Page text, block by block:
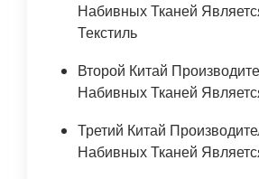
Набивных Тканей
Текстиль
Второй Китай
Набивных Тканей
Третий Китай
Набивных Тканей